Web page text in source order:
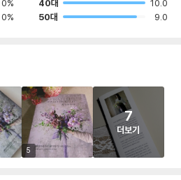
0%
0%
40대
10.0
50대
9.0
5
7
더보기